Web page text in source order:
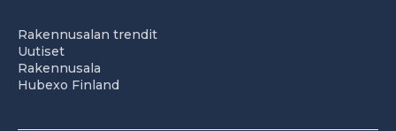
Rakennusalan trendit
Uutiset
Rakennusala
Hubexo Finland